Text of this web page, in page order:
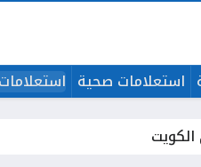
استعلامات صحية